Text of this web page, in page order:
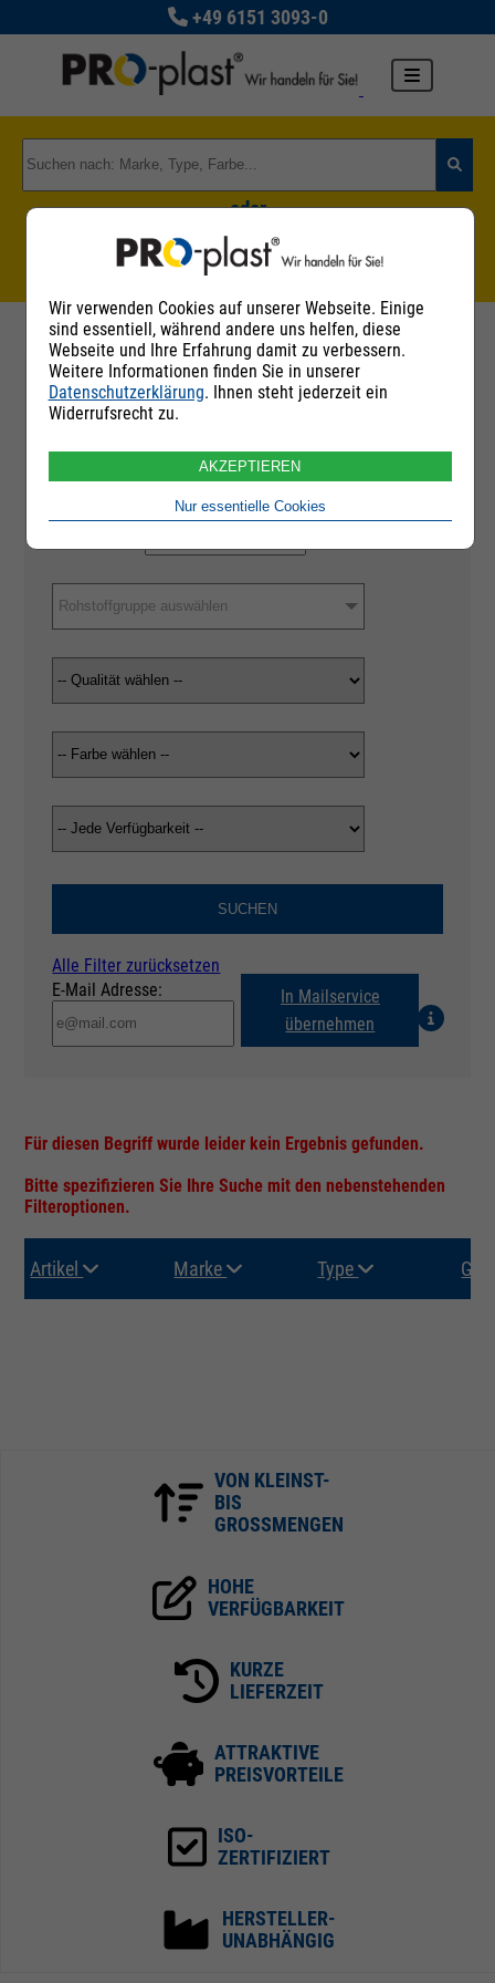
+49 6151 3093-0
oder
Zu den Rohstoffgruppen
Filter
Rohstoffgruppe auswählen
SUCHEN
Alle Filter zurücksetzen
E-Mail Adresse:
In Mailservice
übernehmen
Für diesen Begriff wurde leider kein Ergebnis gefunden.
Bitte spezifizieren Sie Ihre Suche mit den nebenstehenden
Filteroptionen.
Artikel Marke Type
VON KLEINST-
BIS
GROSSMENGEN
HOHE
VERFÜGBARKEIT
KURZE
LIEFERZEIT
ATTRAKTIVE
PREISVORTEILE
ISO-
ZERTIFIZIERT
HERSTELLER-
UNABHÄNGIG
Wir verwenden Cookies auf unserer Webseite. Einige
sind essentiell, während andere uns helfen, diese
Webseite und Ihre Erfahrung damit zu verbessern.
Weitere Informationen finden Sie in unserer
Datenschutzerklärung. Ihnen steht jederzeit ein
Widerrufsrecht zu.
AKZEPTIEREN
Nur essentielle Cookies